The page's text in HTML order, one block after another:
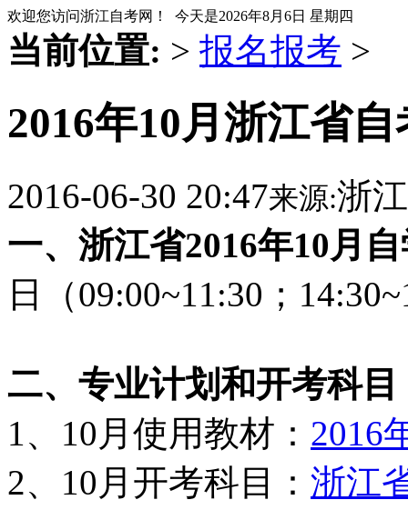
欢迎您访问浙江自考网！ 今天是2026年8月6日 星期四
当前位置: > 报名报考 >
2016年10月浙江省
2016-06-30 20:47来源:浙
一、浙江省2016年10月
日（09:00~11:30；
二、专业计划和开考科目
1、10月使用教材： 2016
2、10月开考科目： 浙江